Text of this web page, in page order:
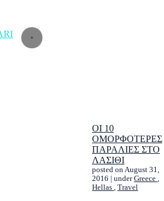
ΟΙ 10
ΟΜΟΡΦΟΤΕΡΕΣ
ΠΑΡΑΛΙΕΣ ΣΤΟ
ΛΑΣΙΘΙ
posted on August 31,
2016
underGreece ,
Hellas , Travel